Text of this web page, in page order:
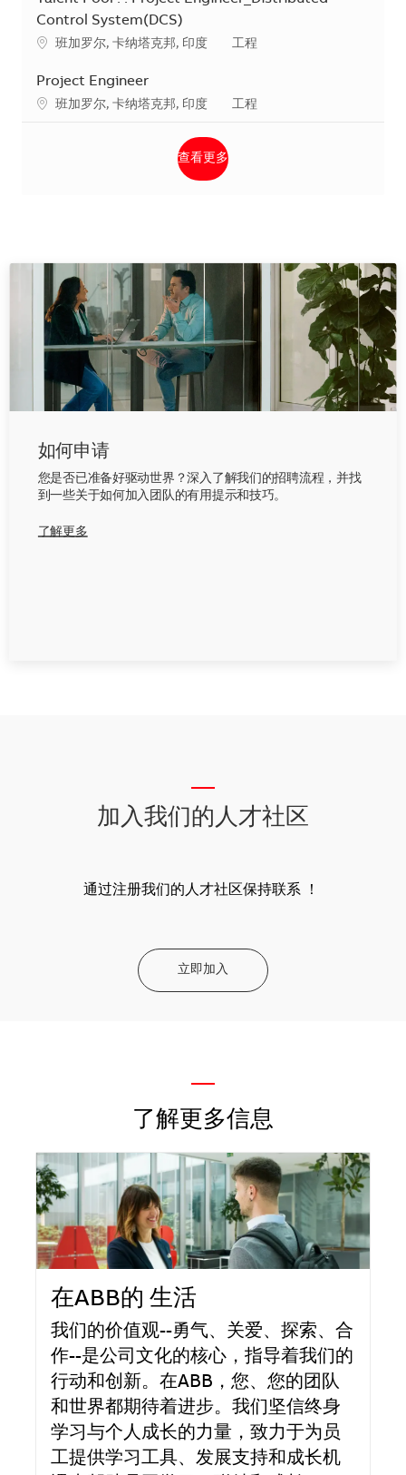
Control System(DCS)
地点班加罗尔, 卡纳塔克邦, 印度 类别
工程
Project Engineer
地点班加罗尔, 卡纳塔克邦, 印度 类别
工程
查看更多
如何申请
您是否已准备好驱动世界？深入了解我们的招聘流程，并找
到一些关于如何加入团队的有用提示和技巧。
了解更多
加入我们的人才社区
通过注册我们的人才社区保持联系 ！
立即加入
—
了解更多信息
在ABB的 生活
我们的价值观--勇气、关爱、探索、合
作--是公司文化的核心，指导着我们的
行动和创新。在ABB，您、您的团队
和世界都期待着进步。我们坚信终身
学习与个人成长的力量，致力于为员
工提供学习工具、发展支持和成长机